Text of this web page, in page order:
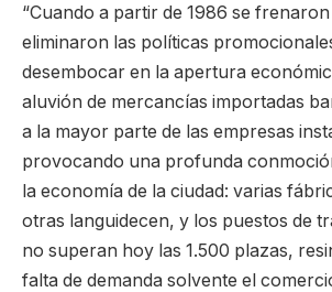
“Cuando a partir de 1986 se
eliminaron las políticas
desembocar en la apertura
aluvión de mercancías importadas
a la mayor parte de las empresas
provocando una profunda
la economía de la ciudad: varias
otras languidecen, y los puestos de
no superan hoy las 1.500 plazas,
falta de demanda solvente el